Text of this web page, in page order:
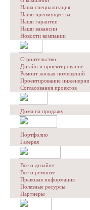
Наша специализация
Наши преимущества
Наши гарантии
Наши вакансии
Новости компании
Строительство
Дизайн и проектирование
Ремонт жилых помещений
Проектирование инженерии
Согласования проектов
Дома на продажу
Портфолио
Галерея
Все о дизайне
Все о ремонте
Правовая информация
Полезные ресурсы
Партнеры